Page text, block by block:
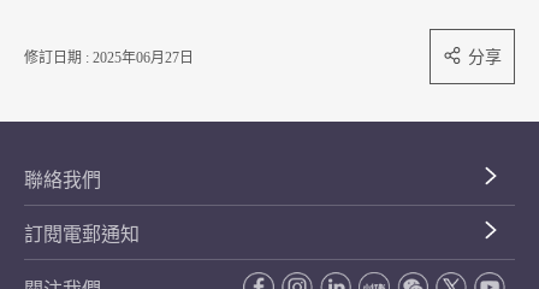
修訂日期 : 2025年06月27日 分享
聯絡我們
訂閱電郵通知